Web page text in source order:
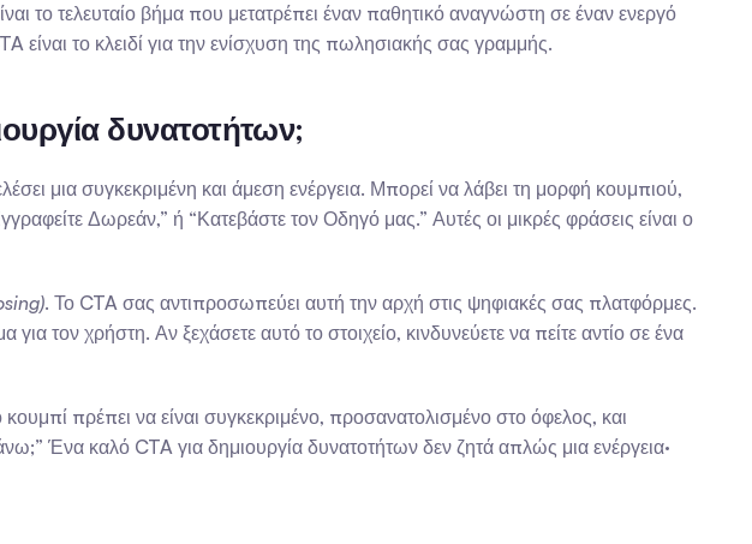
το τελευταίο βήμα που μετατρέπει έναν παθητικό αναγνώστη σε έναν ενεργό
είναι το κλειδί για την ενίσχυση της πωλησιακής σας γραμμής.
δυνατοτήτων;
μια συγκεκριμένη και άμεση ενέργεια. Μπορεί να λάβει τη μορφή κουμπιού,
Δωρεάν,” ή “Κατεβάστε τον Οδηγό μας.” Αυτές οι μικρές φράσεις είναι ο
. Το CTA σας αντιπροσωπεύει αυτή την αρχή στις ψηφιακές σας πλατφόρμες.
τον χρήστη. Αν ξεχάσετε αυτό το στοιχείο, κινδυνεύετε να πείτε αντίο σε ένα
πρέπει να είναι συγκεκριμένο, προσανατολισμένο στο όφελος, και
Ένα καλό CTA για δημιουργία δυνατοτήτων δεν ζητά απλώς μια ενέργεια·